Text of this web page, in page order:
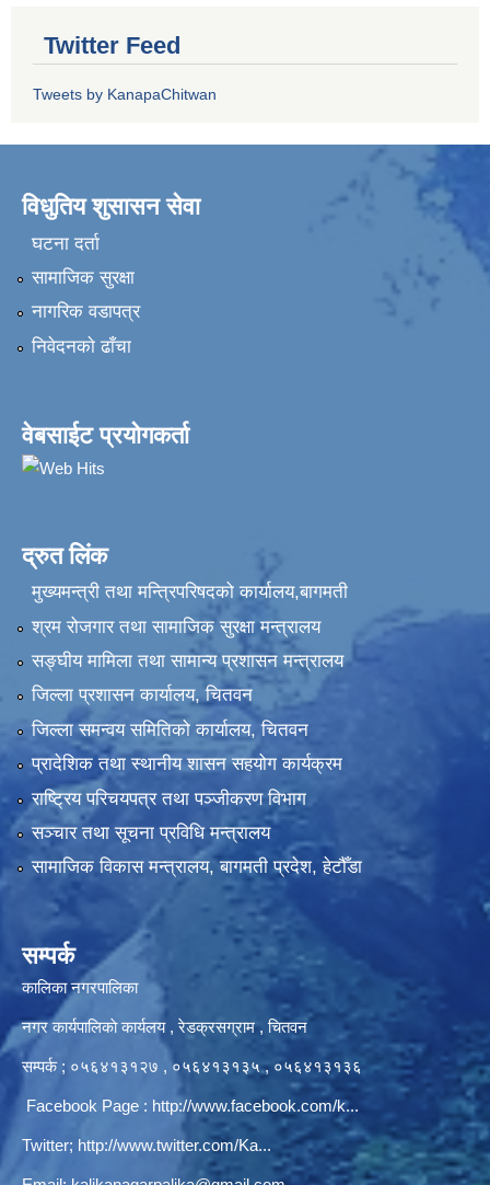
Twitter Feed
Tweets by KanapaChitwan
विधुतिय शुसासन सेवा
घटना दर्ता
सामाजिक सुरक्षा
नागरिक वडापत्र
निवेदनकाे ढाँचा
वेबसाईट प्रयोगकर्ता
द्रुत लिंक
मुख्यमन्त्री तथा मन्त्रिपरिषदको कार्यालय,बागमती
श्रम रोजगार तथा सामाजिक सुरक्षा मन्त्रालय
सङ्‍घीय मामिला तथा सामान्य प्रशासन मन्त्रालय
जिल्ला प्रशासन कार्यालय, चितवन
जिल्ला समन्वय समितिको कार्यालय, चितवन
प्रादेशिक तथा स्थानीय शासन सहयोग कार्यक्रम
राष्ट्रिय परिचयपत्र तथा पञ्‍जीकरण विभाग
सञ्‍चार तथा सूचना प्रविधि मन्त्रालय
सामाजिक विकास मन्त्रालय, बागमती प्रदेश, हेटौँडा
सम्पर्क
कालिका नगरपालिका
नगर कार्यपालिकाे कार्यलय‍ , रेडक्रसग्राम , चितवन
सम्पर्क ; ०५६४१३१२७ , ०५६४१३१३५ , ०५६४१३१३६
Facebook Page : http://www.facebook.com/k...
Twitter; http://www.twitter.com/Ka...